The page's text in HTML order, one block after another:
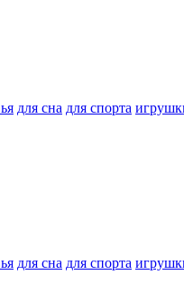
для сна для спорта
для сна для спорта